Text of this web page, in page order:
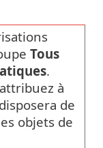
Tous
.
à
de
objets de